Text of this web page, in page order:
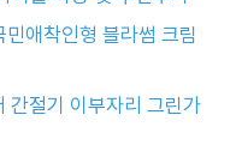
애착인형 블라썸 크림
간절기 이부자리 그린가